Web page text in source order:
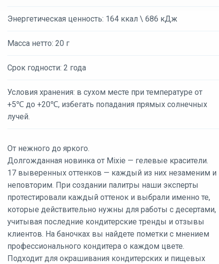
Энергетическая ценность: 164 ккал \ 686 кДж
Масса нетто: 20 г
Срок годности: 2 года
Условия хранения: в сухом месте при температуре от
+5℃ до +20℃, избегать попадания прямых солнечных
лучей.
От нежного до яркого.
Долгожданная новинка от Mixie — гелевые красители.
17 выверенных оттенков — каждый из них незаменим и
неповторим. При создании палитры наши эксперты
протестировали каждый оттенок и выбрали именно те,
которые действительно нужны для работы с десертами,
учитывая последние кондитерские тренды и отзывы
клиентов. На баночках вы найдете пометки с мнением
профессионального кондитера о каждом цвете.
Подходит для окрашивания кондитерских и пищевых